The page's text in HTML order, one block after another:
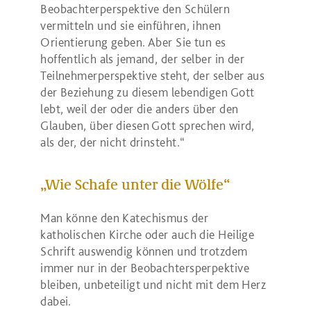
Beobachterperspektive den Schülern
vermitteln und sie einführen, ihnen
Orientierung geben. Aber Sie tun es
hoffentlich als jemand, der selber in der
Teilnehmerperspektive steht, der selber aus
der Beziehung zu diesem lebendigen Gott
lebt, weil der oder die anders über den
Glauben, über diesen Gott sprechen wird,
als der, der nicht drinsteht.“
„Wie Schafe unter die Wölfe“
Man könne den Katechismus der
katholischen Kirche oder auch die Heilige
Schrift auswendig können und trotzdem
immer nur in der Beobachtersperpektive
bleiben, unbeteiligt und nicht mit dem Herz
dabei.